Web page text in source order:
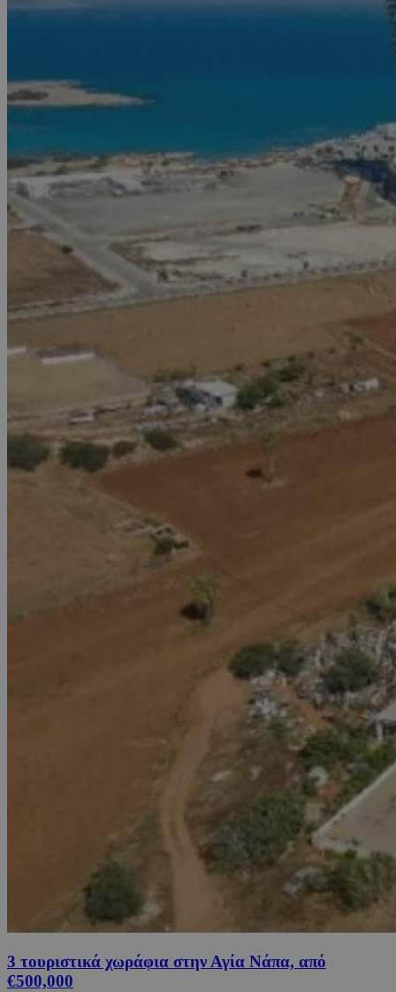
3 τουριστικά χωράφια στην Αγία Νάπα, από
€500,000